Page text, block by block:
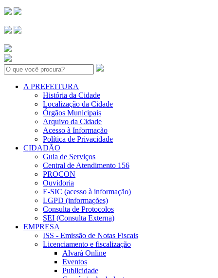
Search:
A PREFEITURA
História da Cidade
Localização da Cidade
Órgãos Municipais
Arquivo da Cidade
Acesso à Informação
Política de Privacidade
CIDADÃO
Guia de Serviços
Central de Atendimento 156
PROCON
Ouvidoria
E-SIC (acesso à informação)
LGPD (informações)
Consulta de Protocolos
SEI (Consulta Externa)
EMPRESA
ISS - Emissão de Notas Fiscais
Licenciamento e fiscalização
Alvará Online
Eventos
Publicidade